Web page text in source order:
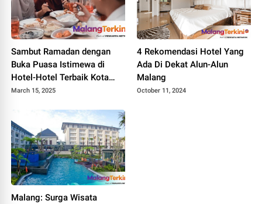
Sambut Ramadan dengan
Buka Puasa Istimewa di
Hotel-Hotel Terbaik Kota
Batu
March 15, 2025
4 Rekomendasi Hotel Yang
Ada Di Dekat Alun-Alun
Malang
October 11, 2024
Malang: Surga Wisata